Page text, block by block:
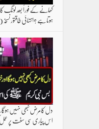
کھانے کے فوراً بعد لونگ
ہوتا ہے ؟انتہائی طاقتور نسخہ(10,187)
دل کا مرض کبھی نہیں
اس پیاری سی سنت پر